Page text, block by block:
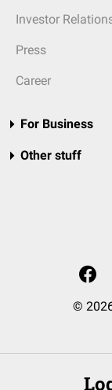
Investor
Press
Career
For Business
Other stuff
©